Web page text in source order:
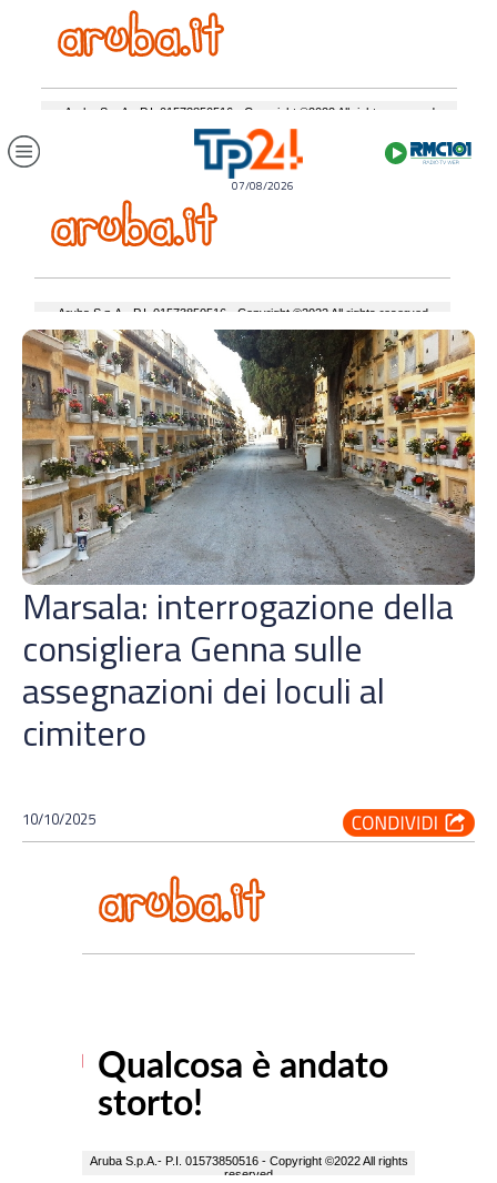
07/08/2026
Marsala: interrogazione della
consigliera Genna sulle
assegnazioni dei loculi al
cimitero
10/10/2025